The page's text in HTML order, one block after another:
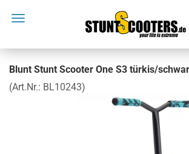
Blunt Stunt Scooter One S3 türkis/
(Art.Nr.: BL10243)